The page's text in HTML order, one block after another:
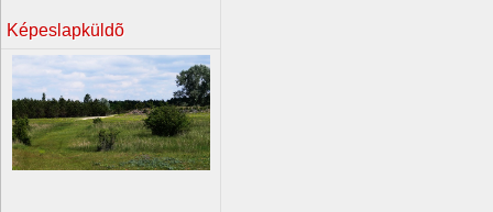
Képeslapküldõ